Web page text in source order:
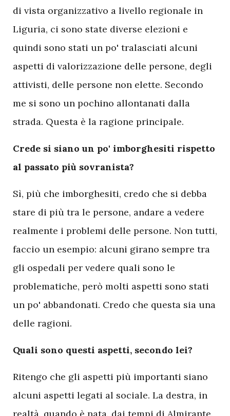
di vista organizzativo a livello regionale in
Liguria, ci sono state diverse elezioni e
quindi sono stati un po' tralasciati alcuni
aspetti di valorizzazione delle persone, degli
attivisti, delle persone non elette. Secondo
me si sono un pochino allontanati dalla
strada. Questa è la ragione principale.
Crede si siano un po' imborghesiti rispetto
al passato più sovranista?
Sì, più che imborghesiti, credo che si debba
stare di più tra le persone, andare a vedere
realmente i problemi delle persone. Non tutti,
faccio un esempio: alcuni girano sempre tra
gli ospedali per vedere quali sono le
problematiche, però molti aspetti sono stati
un po' abbandonati. Credo che questa sia una
delle ragioni.
Quali sono questi aspetti, secondo lei?
Ritengo che gli aspetti più importanti siano
alcuni aspetti legati al sociale. La destra, in
realtà, quando è nata, dai tempi di Almirante,